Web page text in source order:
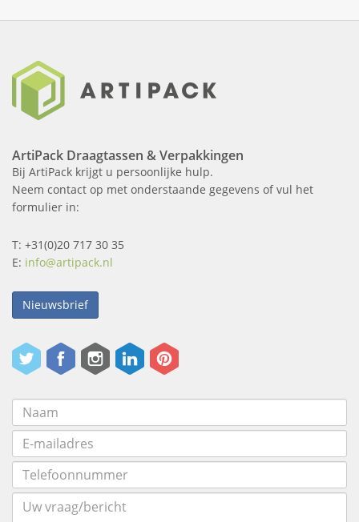
ArtiPack Draagtassen & Verpakkingen
Bij ArtiPack krijgt u persoonlijke hulp.
Neem contact op met onderstaande gegevens of vul het
formulier in:
T: +31(0)20 717 30 35
E: info@artipack.nl
Nieuwsbrief